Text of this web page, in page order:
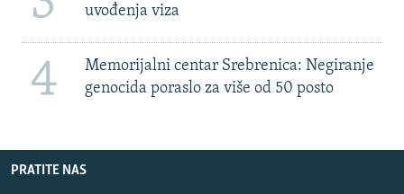
uvođenja viza
4
Memorijalni centar Srebrenica: Negiranje
genocida poraslo za više od 50 posto
PRATITE NAS